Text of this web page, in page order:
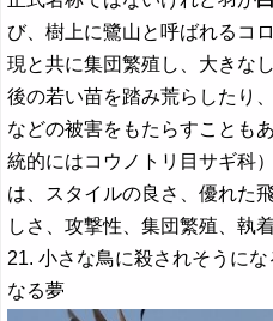
び、樹上に鷺山と呼ばれるコ
現と共に集団繁殖し、大きな
後の若い苗を踏み荒らしたり
などの被害をもたらすことも
統的にはコウノトリ目サギ科
は、スタイルの良さ、優れた
しさ、攻撃性、集団繁殖、執
21. 小さな鳥に殺されそうに
なる夢